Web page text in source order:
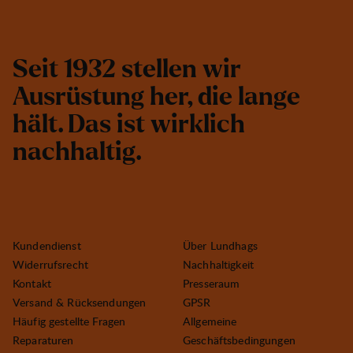
Seit 1932 stellen wir
Ausrüstung her, die lange
hält. Das ist wirklich
nachhaltig.
Kundendienst
Widerrufsrecht
Kontakt
Versand & Rücksendungen
Häufig gestellte Fragen
Reparaturen
Über Lundhags
Nachhaltigkeit
Presseraum
GPSR
Allgemeine
Geschäftsbedingungen